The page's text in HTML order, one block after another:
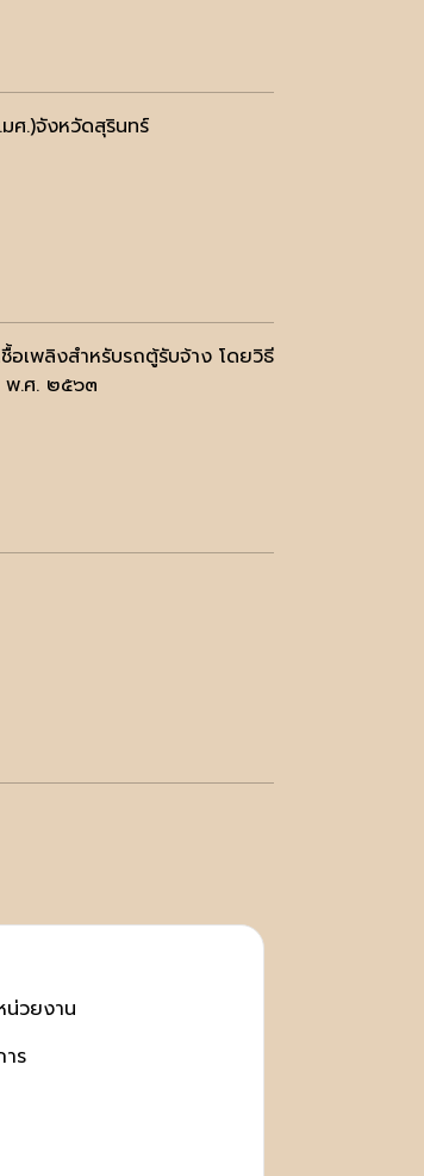
ศ.)จังหวัดสุรินทร์
อเพลิงสำหรับรถตู้รับจ้าง โดยวิธี
พ.ศ. ๒๕๖๓
น่วยงาน
ร